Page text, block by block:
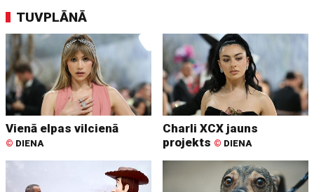
TUVPLĀNĀ
Vienā elpas vilcienā
© DIENA
Charli XCX jauns
projekts © DIENA